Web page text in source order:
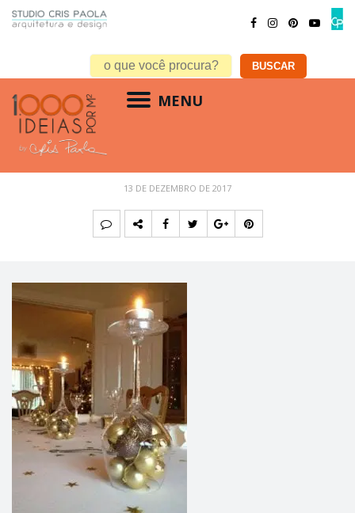
MENU
Castiçal bola dourada viva decora
13 DE DEZEMBRO DE 2017